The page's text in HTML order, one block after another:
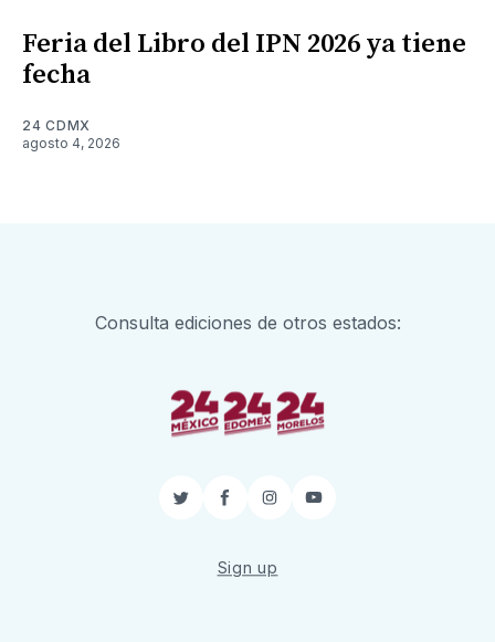
Feria del Libro del IPN 2026 ya tiene
fecha
24 CDMX
agosto 4, 2026
Consulta ediciones de otros estados:
TwitterFacebook
InstagramYouTube
Sign up